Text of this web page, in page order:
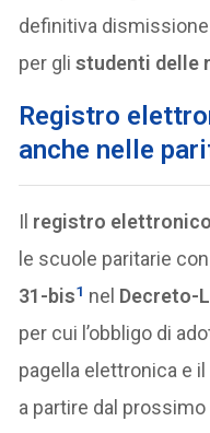
definitiva
per glistudenti delle
Registro
anche nelle
Il registro elettronico
le scuole paritarie
31-bis1 nel Decreto-
per cui l’obbligo di
pagella elettronica e
a partire dal